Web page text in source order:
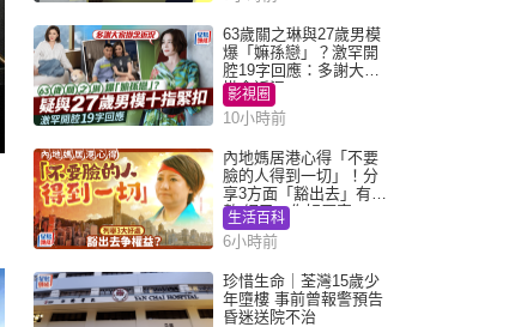
63歲關之琳與27歲男模
爆「嫲孫戀」？激罕開
腔19字回應：多謝大家
掛念近況
影視圈
10小時前
內地媽居港心得「不要
臉的人得到一切」！分
享3方面「豁出去」有著
數 網民：你好厲害
生活百科
6小時前
珍惜生命｜荃灣15歲少
年墮樓 事前曾報警預告
昏迷送院不治